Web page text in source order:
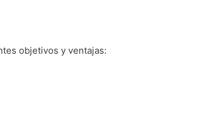
objetivos y ventajas: